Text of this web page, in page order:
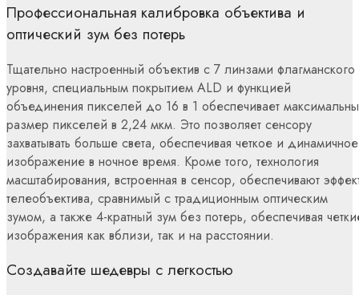
Профессиональная калибровка объектива и
оптический зум без потерь
Тщательно настроенный объектив с 7 линзами флагманского
уровня, специальным покрытием ALD и функцией
объединения пикселей до 16 в 1 обеспечивает
размер пикселей в 2,24 мкм. Это позволяет сенсору
захватывать больше света, обеспечивая четкое и динамичное
изображение в ночное время. Кроме того, технология
масштабирования, встроенная в сенсор, обеспечивают
телеобъектива, сравнимый с традиционным оптическим
зумом, а также 4-кратный зум без потерь, обеспечивая
изображения как вблизи, так и на расстоянии.
Создавайте шедевры с легкостью